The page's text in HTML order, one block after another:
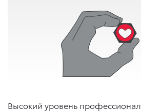
Высокий уровень